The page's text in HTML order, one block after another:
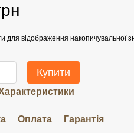
для відображення накопичувальної
Купити
Оплата Гарантія